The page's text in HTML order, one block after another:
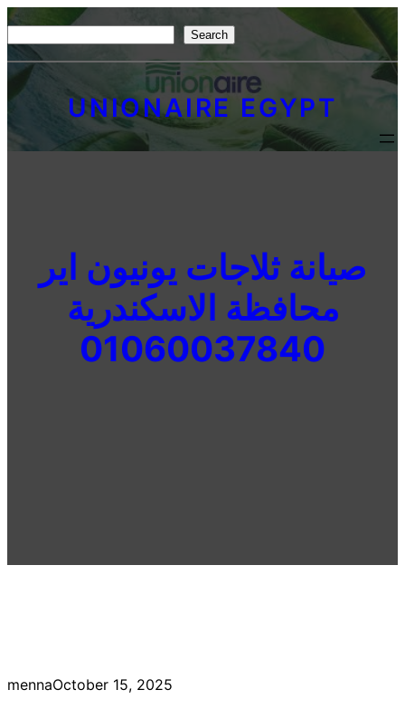
Skip
to
content
e
r
c
Search
UNIONAIRE EGYPT
صيانة ثلاجات يونيون اير
محافظة الاسكندرية
01060037840
mennaOctober 15, 2025